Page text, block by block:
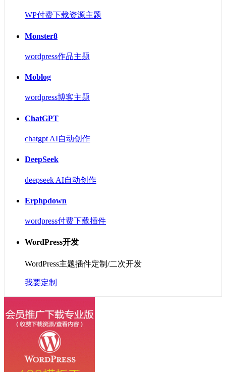
WP付费下载资源主题
Monster8
wordpress作品主题
Moblog
wordpress博客主题
ChatGPT
chatgpt AI自动创作
DeepSeek
deepseek AI自动创作
Erphpdown
wordpress付费下载插件
WordPress开发
WordPress主题插件定制/二次开发
我要定制